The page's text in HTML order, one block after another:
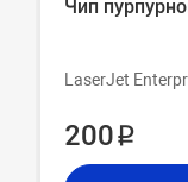
Чип
LaserJet
200 ₽